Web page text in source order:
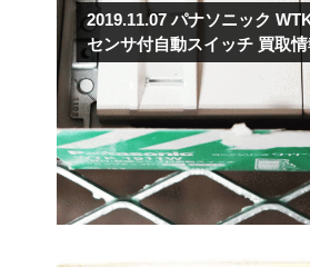
2019.11.07 パナソニック
センサ付自動スイッチ 買取情